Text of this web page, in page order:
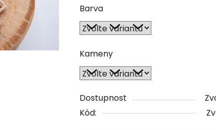
Barva
Kameny
Dostupnost
Kód: